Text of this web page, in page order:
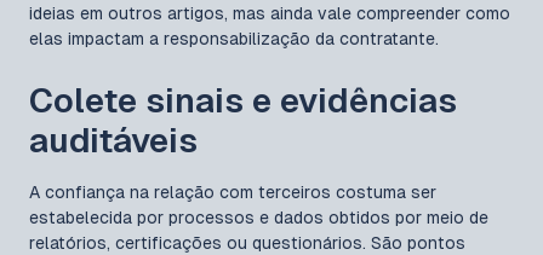
ideias em outros artigos, mas ainda vale compreender como
elas impactam a responsabilização da contratante.
Colete sinais e evidências
auditáveis
A confiança na relação com terceiros costuma ser
estabelecida por processos e dados obtidos por meio de
relatórios, certificações ou questionários. São pontos